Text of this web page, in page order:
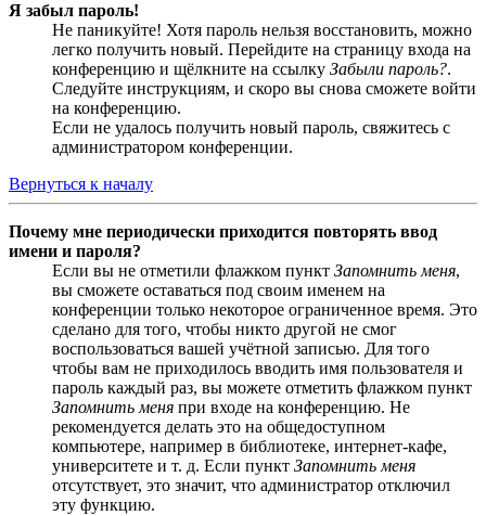
Я забыл пароль!
Не паникуйте! Хотя пароль нельзя восстановить, можно
легко получить новый. Перейдите на страницу входа на
конференцию и щёлкните на ссылку Забыли пароль?.
Следуйте инструкциям, и скоро вы снова сможете войти
на конференцию.
Если не удалось получить новый пароль, свяжитесь с
администратором конференции.
Вернуться к началу
Почему мне периодически приходится повторять ввод
имени и пароля?
Если вы не отметили флажком пункт Запомнить меня,
вы сможете оставаться под своим именем на
конференции только некоторое ограниченное время. Это
сделано для того, чтобы никто другой не смог
воспользоваться вашей учётной записью. Для того
чтобы вам не приходилось вводить имя пользователя и
пароль каждый раз, вы можете отметить флажком пункт
Запомнить меня при входе на конференцию. Не
рекомендуется делать это на общедоступном
компьютере, например в библиотеке, интернет-кафе,
университете и т. д. Если пункт Запомнить меня
отсутствует, это значит, что администратор отключил
эту функцию.